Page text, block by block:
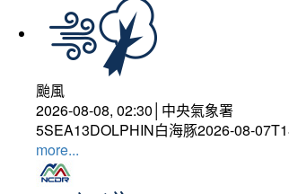
颱風
2026-08-08, 02:30│中央氣象署
5SEA13DOLPHIN白海豚2026-08-
more...